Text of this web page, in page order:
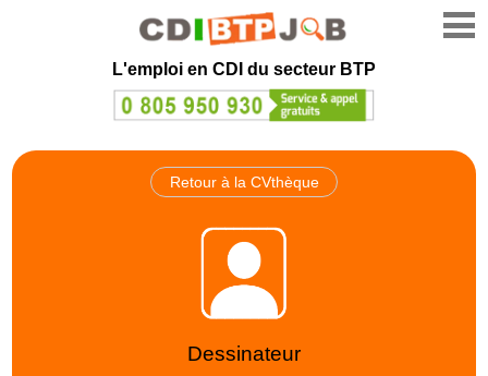
L'emploi en CDI du secteur BTP
Retour à la CVthèque
Dessinateur